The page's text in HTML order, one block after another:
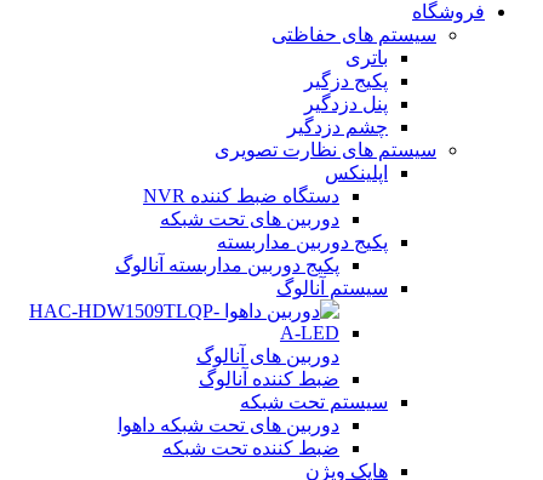
فروشگاه
سیستم های حفاظتی
باتری
پکیج دزگیر
پنل دزدگیر
چشم دزدگیر
سیستم های نظارت تصویری
اپلینکس
دستگاه ضبط کننده NVR
دوربین های تحت شبکه
پکیج دوربین مداربسته
پکیج دوربین مداربسته آنالوگ
سیستم آنالوگ
دوربین های آنالوگ
ضبط کننده آنالوگ
سیستم تحت شبکه
دوربین های تحت شبکه داهوا
ضبط کننده تحت شبکه
هایک ویژن